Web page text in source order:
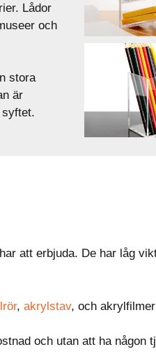
Lådor
och
stora
är
att erbjuda. De har låg
, akrylstav, och
och utan att ha